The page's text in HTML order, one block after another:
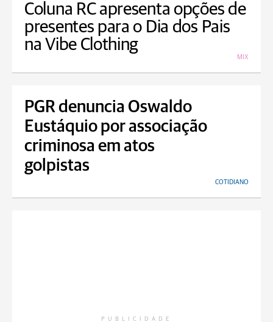
Coluna RC apresenta opções de
presentes para o Dia dos Pais
na Vibe Clothing
MIX
PGR denuncia Oswaldo
Eustáquio por associação
criminosa em atos
golpistas
COTIDIANO
PUBLICIDADE